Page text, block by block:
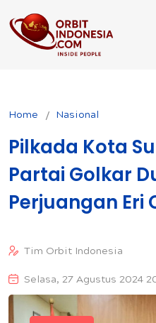
Home Nasional
Pilkada Kota
Partai Golkar
Perjuangan
Tim Orbit Indonesia
Selasa, 27 Agustus 2024